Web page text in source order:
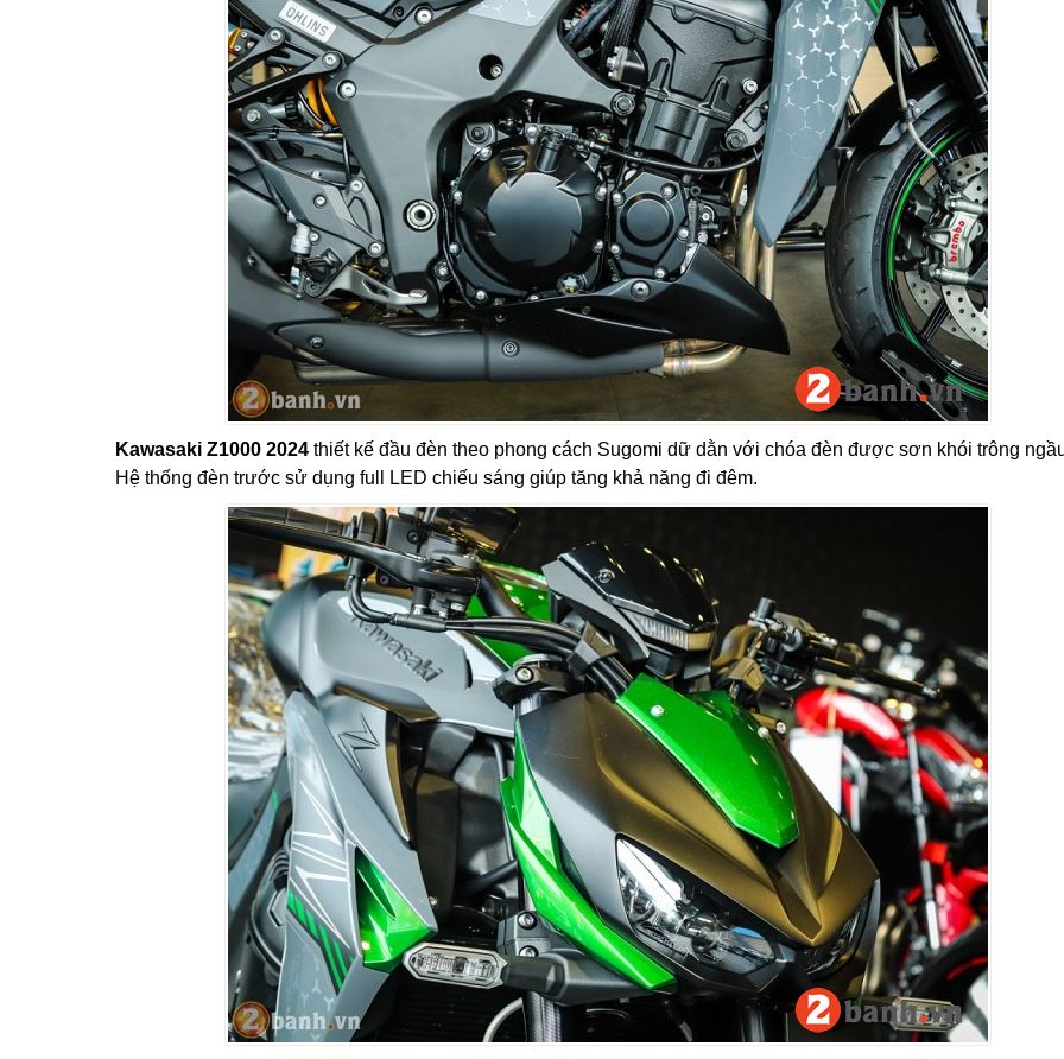
Kawasaki Z1000 2024 thiết kế đầu đèn theo phong cách Sugomi dữ dằn với chóa đèn được sơn khói trông
Hệ thống đèn trước sử dụng full LED chiếu sáng giúp tăng khả năng đi đêm.